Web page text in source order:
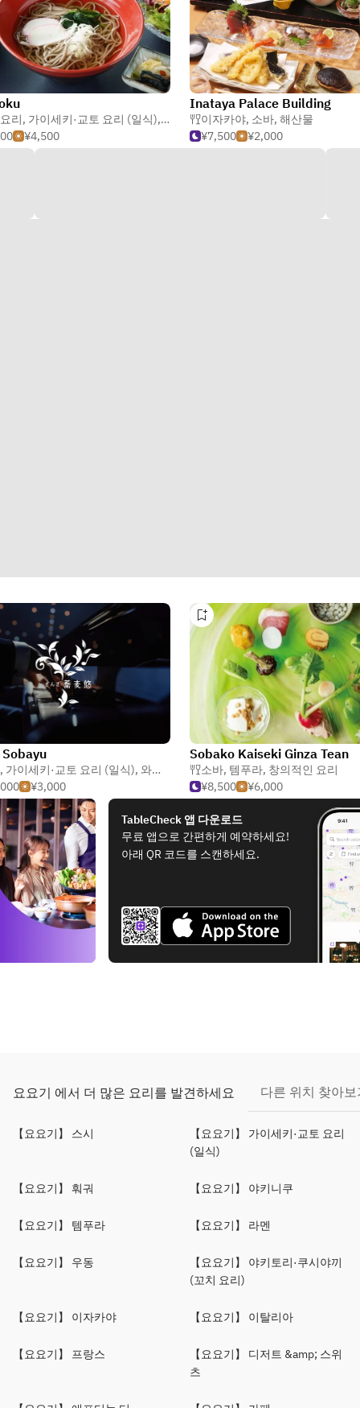
리, 가이세키·교토 요리 (일식), 소바
¥4,500
Inataya Palace Building
이자카야, 소바, 해산물
¥7,500
¥2,000
, 가이세키·교토 요리 (일식), 와인바
¥3,000
Sobako Kaiseki Ginza Tean
소바, 템푸라, 창의적인 요리
¥8,500
¥6,000
TableCheck 앱 다운로드
무료 앱으로 간편하게 예약하세요!
아래 QR 코드를 스캔하세요.
요요기 에서 더 많은 요리를 발견하세요 다른 위치 찾아보
【요요기】 스시
【요요기】 가이세키·교토 요리
(일식)
【요요기】 훠궈 【요요기】 야키니쿠
【요요기】 템푸라 【요요기】 라멘
【요요기】 우동
【요요기】 야키토리·쿠시야끼
(꼬치 요리)
【요요기】 이자카야 【요요기】 이탈리아
【요요기】 프랑스
【요요기】 디저트 &amp; 스위
츠